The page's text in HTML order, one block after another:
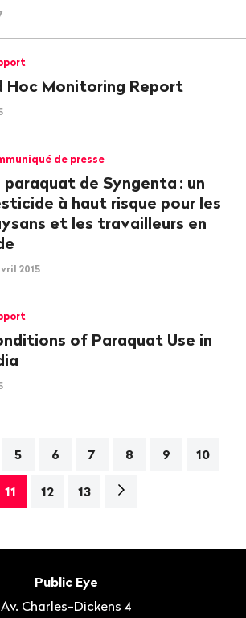
Hoc Monitoring Report
de presse
paraquat de Syngenta : un
à haut risque pour les
et les travailleurs en
2015
of Paraquat Use in
5 6 7 8 9 10
11 12 13
Page
Public Eye
Av. Charles-Dickens 4